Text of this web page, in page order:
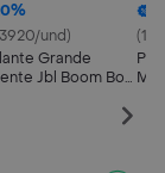
und)
Grande
Jbl Boom Box